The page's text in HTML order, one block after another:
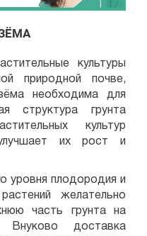
культуры
природной почве,
необходима для
структура грунта
культур
их рост и
уровня плодородия и
желательно
часть грунта на
доставка